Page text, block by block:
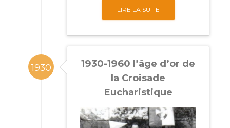
LIRE LA SUITE
1930
1930-1960 l’âge d’or de
la Croisade
Eucharistique